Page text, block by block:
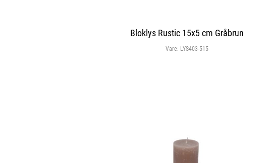
Bloklys Rustic 15x5 cm Gråbrun
Vare: LYS403-515